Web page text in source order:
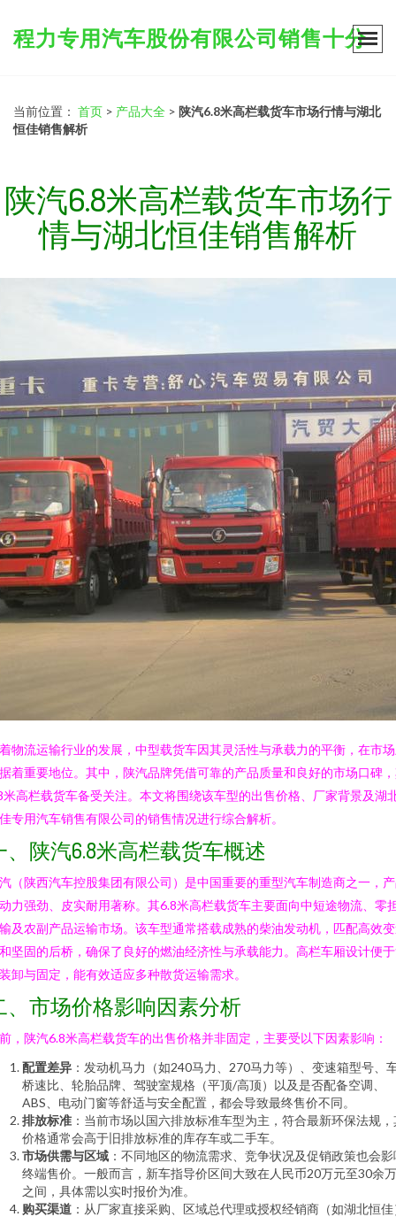
程力专用汽车股份有限公司销售十分
当前位置： 首页 > 产品大全 > 陕汽6.8米高栏载货车市场行情与湖北
恒佳销售解析
陕汽6.8米高栏载货车市场行
情与湖北恒佳销售解析
物流运输行业的发展，中型载货车因其灵活性与承载力的平衡，在市
着重要地位。其中，陕汽品牌凭借可靠的产品质量和良好的市场口碑
米高栏载货车备受关注。本文将围绕该车型的出售价格、厂家背景及湖
专用汽车销售有限公司的销售情况进行综合解析。
、陕汽6.8米高栏载货车概述
（陕西汽车控股集团有限公司）是中国重要的重型汽车制造商之一，
力强劲、皮实耐用著称。其6.8米高栏载货车主要面向中短途物流、零
及农副产品运输市场。该车型通常搭载成熟的柴油发动机，匹配高效
坚固的后桥，确保了良好的燃油经济性与承载能力。高栏车厢设计便
卸与固定，能有效适应多种散货运输需求。
、市场价格影响因素分析
，陕汽6.8米高栏载货车的出售价格并非固定，主要受以下因素影响：
配置差异 ：发动机马力（如240马力、270马力等）、变速箱型号、
桥速比、轮胎品牌、驾驶室规格（平顶/高顶）以及是否配备空调、
ABS、电动门窗等舒适与安全配置，都会导致最终售价不同。
排放标准 ：当前市场以国六排放标准车型为主，符合最新环保法规，
价格通常会高于旧排放标准的库存车或二手车。
市场供需与区域 ：不同地区的物流需求、竞争状况及促销政策也会影
终端售价。一般而言，新车指导价区间大致在人民币20万元至30余
之间，具体需以实时报价为准。
购买渠道 ：从厂家直接采购、区域总代理或授权经销商（如湖北恒佳